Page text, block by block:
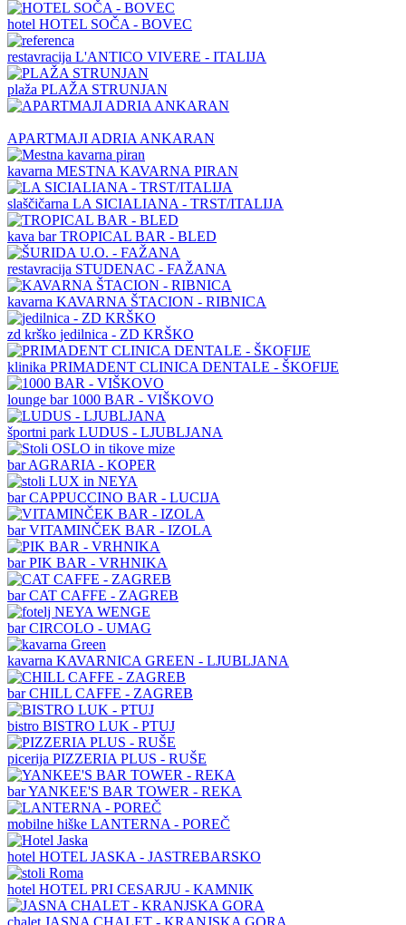
hotel HOTEL SOČA - BOVEC
restavracija L'ANTICO VIVERE - ITALIJA
plaža PLAŽA STRUNJAN
APARTMAJI ADRIA ANKARAN
kavarna MESTNA KAVARNA PIRAN
slaščičarna LA SICIALIANA - TRST/ITALIJA
kava barTROPICAL BAR - BLED
restavracija STUDENAC - FAŽANA
kavarna KAVARNA ŠTACION - RIBNICA
zd krško jedilnica - ZD KRŠKO
klinika PRIMADENT CLINICA DENTALE - ŠKOFIJE
lounge bar 1000 BAR - VIŠKOVO
športni park LUDUS - LJUBLJANA
barAGRARIA - KOPER
barCAPPUCCINO BAR - LUCIJA
barVITAMINČEK BAR - IZOLA
barPIK BAR - VRHNIKA
barCAT CAFFE - ZAGREB
barCIRCOLO - UMAG
kavarna KAVARNICA GREEN - LJUBLJANA
barCHILL CAFFE - ZAGREB
bistro BISTRO LUK - PTUJ
picerija PIZZERIA PLUS - RUŠE
barYANKEE'S BAR TOWER - REKA
mobilne hiške LANTERNA - POREČ
hotel HOTEL JASKA - JASTREBARSKO
hotel HOTEL PRI CESARJU - KAMNIK
chalet JASNA CHALET - KRANJSKA GORA